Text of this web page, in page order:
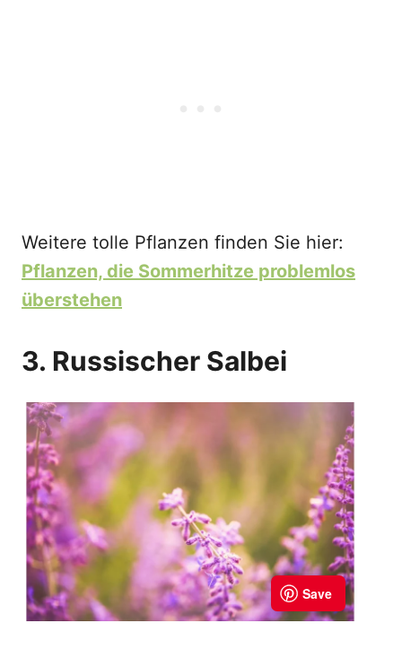
Weitere tolle Pflanzen finden Sie hier:
Pflanzen, die Sommerhitze problemlos
überstehen
3. Russischer Salbei